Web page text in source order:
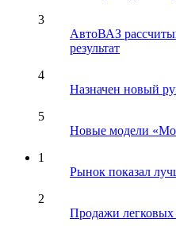
3
АвтоВАЗ
результат
4
Назначен новый
5
Новые модели
1
Рынок показал
2
Продажи легковых